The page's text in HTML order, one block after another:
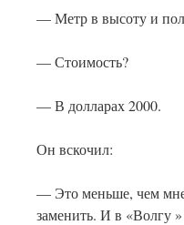
— Метр в высоту и
— Стоимость?
— В долларах 2000.
Он вскочил:
— Это меньше, чем мне
заменить. И в «Волгу